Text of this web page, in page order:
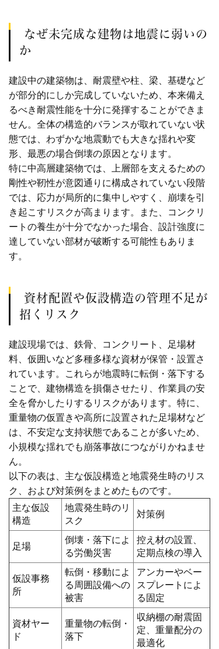
なぜ未完成な建物は地震に弱いの
か
建設中の建築物は、耐震壁や柱、梁、基礎など
が部分的にしか完成していないため、本来備え
るべき耐震性能を十分に発揮することができま
せん。全体の構造的バランスが取れていない状
態では、わずかな地震動でも大きな揺れや変
形、最悪の場合倒壊の原因となります。
特に中高層建築物では、上層部を支えるための
剛性や靭性が意図通りに構成されていない段階
では、応力が局所的に集中しやすく、崩壊を引
き起こすリスクが高まります。また、コンクリ
ートの養生が十分でなかった場合、設計強度に
達していない部材が破断する可能性もありま
す。
資材配置や仮設構造の管理不足が
招くリスク
建設現場では、鉄骨、コンクリート、足場材
料、仮囲いなど多種多様な資材が保管・設置さ
れています。これらが地震時に転倒・落下する
ことで、建物構造を損傷させたり、作業員の安
全を脅かしたりするリスクがあります。特に、
重量物の仮置きや高所に設置された足場材など
は、不安定な支持状態であることが多いため、
小規模な揺れでも崩落事故につながりかねませ
ん。
以下の表は、主な仮設構造と地震発生時のリス
ク、および対策例をまとめたものです。
主な仮設
構造
地震発生時のリ
スク
対策例
足場
倒壊・落下によ
る労働災害
控え材の設置、
定期点検の導入
仮設事務
所
転倒・移動によ
る周囲設備への
被害
アンカーやベー
スプレートによ
る固定
資材ヤー
ド
重量物の転倒・
落下
収納棚の耐震固
定、重量配分の
最適化